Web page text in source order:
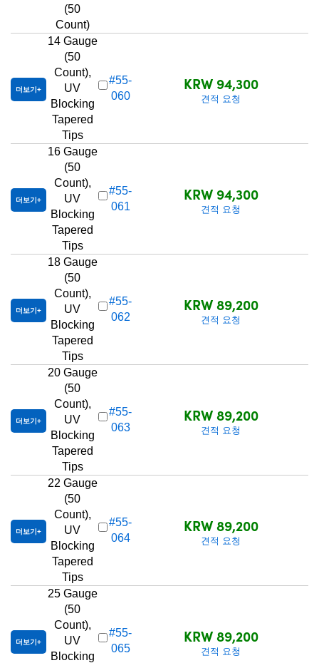
(50
Count)
더보기
14 Gauge
(50
Count),
UV
Blocking
Tapered
Tips
#55-
060
KRW 94,300
견적 요청
더보기
16 Gauge
(50
Count),
UV
Blocking
Tapered
Tips
#55-
061
KRW 94,300
견적 요청
더보기
18 Gauge
(50
Count),
UV
Blocking
Tapered
Tips
#55-
062
KRW 89,200
견적 요청
더보기
20 Gauge
(50
Count),
UV
Blocking
Tapered
Tips
#55-
063
KRW 89,200
견적 요청
더보기
22 Gauge
(50
Count),
UV
Blocking
Tapered
Tips
#55-
064
KRW 89,200
견적 요청
더보기
25 Gauge
(50
Count),
UV
Blocking
#55-
065
KRW 89,200
견적 요청